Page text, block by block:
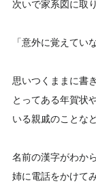
次いで家系図に取
「意外に覚えてい
思いつくままに書
とってある年賀状
いる親戚のことな
名前の漢字がわか
姉に電話をかけてみ